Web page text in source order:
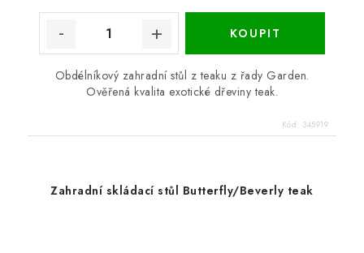
Obdélníkový zahradní stůl z teaku z řady Garden.
Ověřená kvalita exotické dřeviny teak.
Kód: 345919
Zahradní skládací stůl Butterfly/Beverly teak